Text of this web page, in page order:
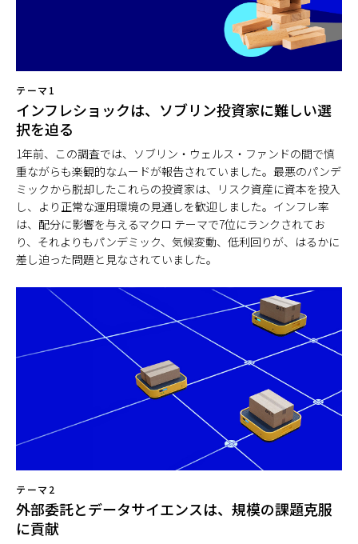
テーマ1
インフレショックは、ソブリン投資家に難しい選
択を迫る
1年前、この調査では、ソブリン・ウェルス・ファンドの間で慎
重ながらも楽観的なムードが報告されていました。最悪のパンデ
ミックから脱却したこれらの投資家は、リスク資産に資本を投入
し、より正常な運用環境の見通しを歓迎しました。インフレ率
は、配分に影響を与えるマクロ テーマで7位にランクされてお
り、それよりもパンデミック、気候変動、低利回りが、はるかに
差し迫った問題と見なされていました。
テーマ2
外部委託とデータサイエンスは、規模の課題克服
に貢献